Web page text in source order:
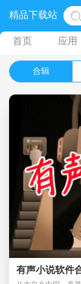
精品下载站
首页 应用
合辑
有声小说软件